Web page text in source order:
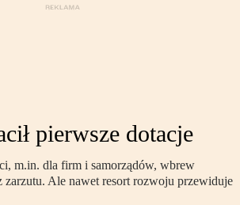
pierwsze dotacje
m.in. dla firm i samorządów, wbrew
zarzutu. Ale nawet resort rozwoju przewiduje